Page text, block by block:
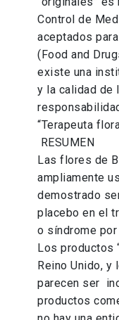
Control de
aceptados
(Food and
existe una
y la calidad de
“Terapeuta
RESUMEN
Las flores de
ampliamente
demostrado
placebo en el
o síndrome
Los productos
Reino Unido,
parecen ser
productos